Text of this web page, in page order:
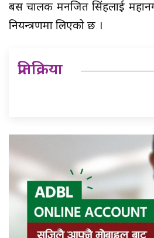
बस चालक मनजित सिंहलाई
नियन्त्रणमा लिएको छ ।
प्रतिक्रिया